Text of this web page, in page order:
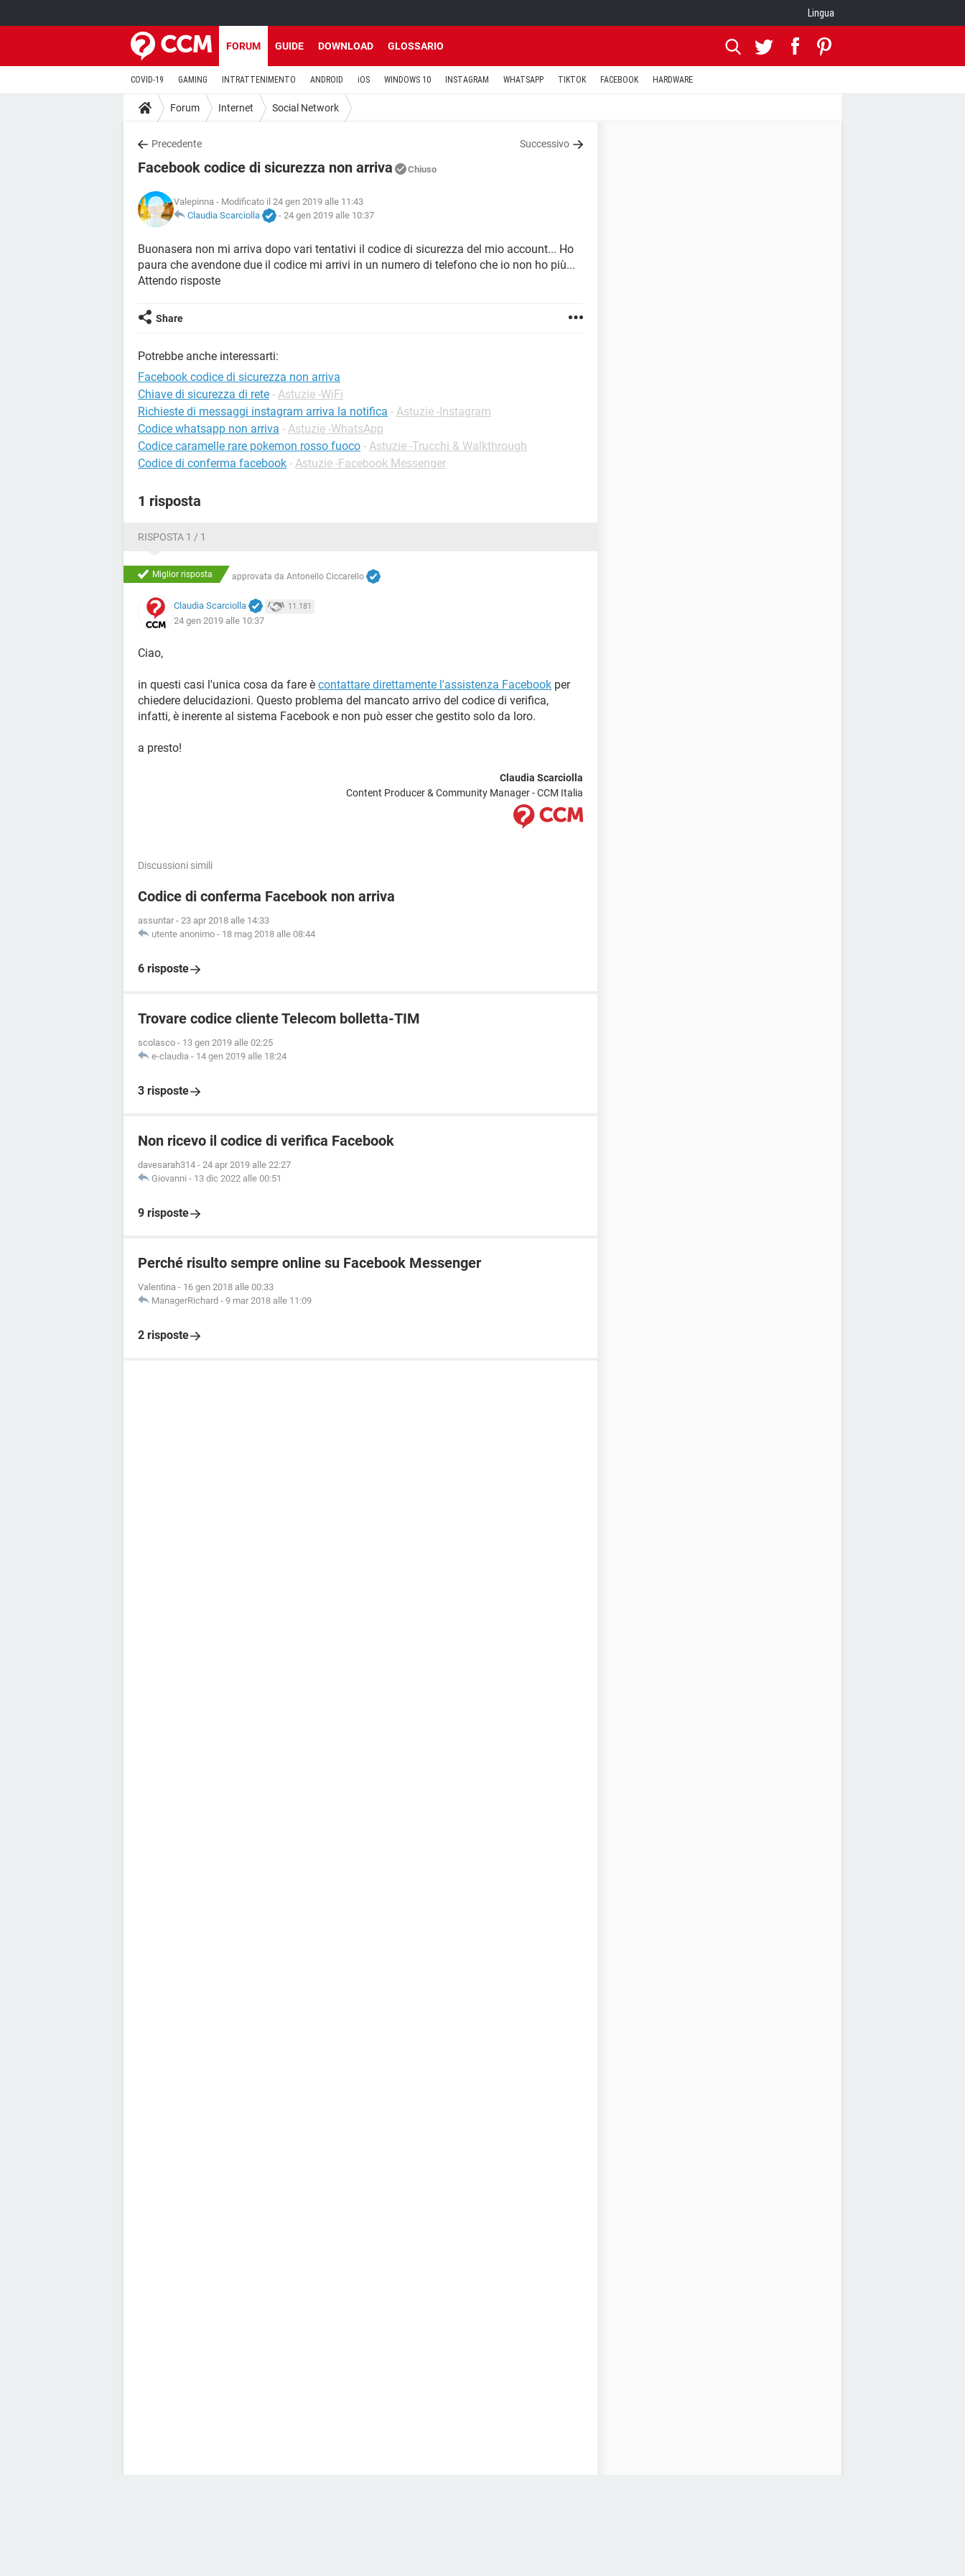
Lingua
FORUM GUIDE DOWNLOAD GLOSSARIO
COVID-19 GAMING INTRATTENIMENTO ANDROID iOS WINDOWS 10 INSTAGRAM WHATSAPP TIKTOK FACEBOOK HARDWARE
Forum Internet Social Network
Precedente Successivo
Facebook codice di sicurezza non arriva Chiuso
Valepinna - Modificato il 24 gen 2019 alle 11:43
Claudia Scarciolla
- 24 gen 2019 alle 10:37
Buonasera non mi arriva dopo vari tentativi il codice di sicurezza del mio account... Ho
paura che avendone due il codice mi arrivi in un numero di telefono che io non ho più...
Attendo risposte
Share
Potrebbe anche interessarti:
Facebook codice di sicurezza non arriva
Chiave di sicurezza di rete - Astuzie -WiFi
Richieste di messaggi instagram arriva la notifica - Astuzie -Instagram
Codice whatsapp non arriva - Astuzie -WhatsApp
Codice caramelle rare pokemon rosso fuoco - Astuzie -Trucchi & Walkthrough
Codice di conferma facebook - Astuzie -Facebook Messenger
1 risposta
RISPOSTA 1 / 1
Miglior risposta approvata da Antonello Ciccarello
Claudia Scarciolla 11.181
24 gen 2019 alle 10:37
Ciao,
in questi casi l'unica cosa da fare è contattare direttamente l'assistenza Facebook per
chiedere delucidazioni. Questo problema del mancato arrivo del codice di verifica,
infatti, è inerente al sistema Facebook e non può esser che gestito solo da loro.
a presto!
Claudia Scarciolla
Content Producer & Community Manager - CCM Italia
Discussioni simili
Codice di conferma Facebook non arriva
assuntar - 23 apr 2018 alle 14:33
utente anonimo - 18 mag 2018 alle 08:44
6 risposte
Trovare codice cliente Telecom bolletta-TIM
scolasco - 13 gen 2019 alle 02:25
e-claudia - 14 gen 2019 alle 18:24
3 risposte
Non ricevo il codice di verifica Facebook
davesarah314 - 24 apr 2019 alle 22:27
Giovanni - 13 dic 2022 alle 00:51
9 risposte
Perché risulto sempre online su Facebook Messenger
Valentina - 16 gen 2018 alle 00:33
ManagerRichard - 9 mar 2018 alle 11:09
2 risposte